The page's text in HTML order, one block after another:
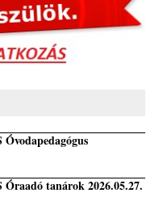
tanárok 2026.05.27.